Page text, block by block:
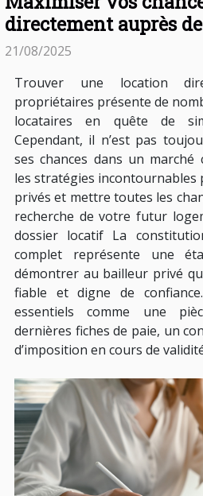
directement auprès
21/08/2025
Trouver une location
propriétaires présente de
locataires en quête de
Cependant, il n’est pas
ses chances dans un marché
les stratégies incontournables
privés et mettre toutes les
recherche de votre futur
dossier locatif La
complet représente une
démontrer au bailleur privé
fiable et digne de
essentiels comme une
dernières fiches de paie, un
d’imposition en cours de